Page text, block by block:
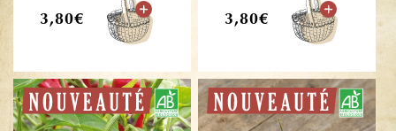
Normaler
3,80€
Normaler
3,80€